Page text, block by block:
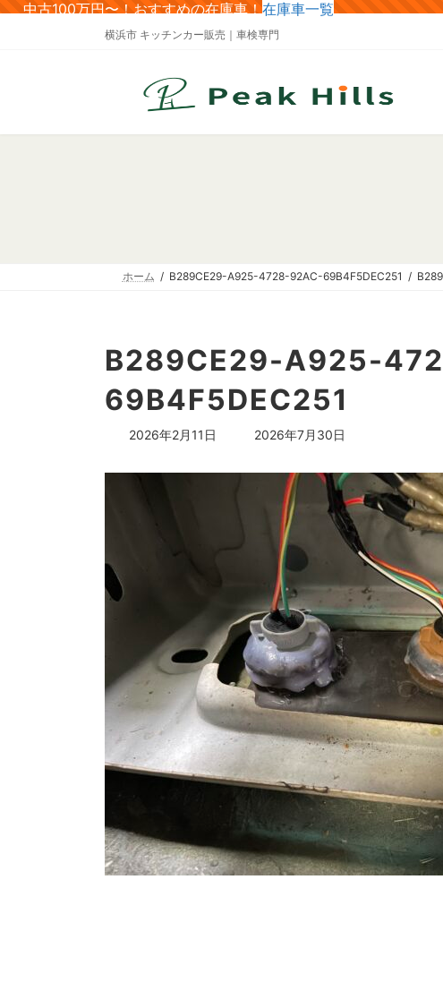
中古100万円〜！おすすめの在庫車！在庫車一覧
横浜市 キッチンカー販売｜車検専門
ホーム B289CE29-A925-4728-92AC-69B4F5DEC251
B289CE29-A925-
69B4F5DEC251
2026年2月11日
最
2026年7月30日